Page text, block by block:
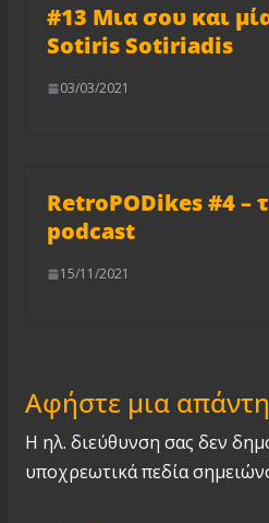
#13 Μια σου και
Sotiris Sotiriadis
03/03/2021
RetroPODikes #4 –
podcast
15/11/2021
Αφήστε μια
Η ηλ. διεύθυνση σας δεν
υποχρεωτικά πεδία